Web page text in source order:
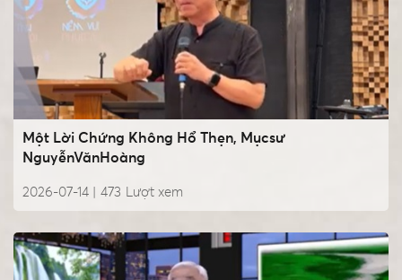
Một Lời Chứng Không Hổ Thẹn, Mụcsư
NguyễnVănHoàng
2026-07-14 | Lượt xem
473